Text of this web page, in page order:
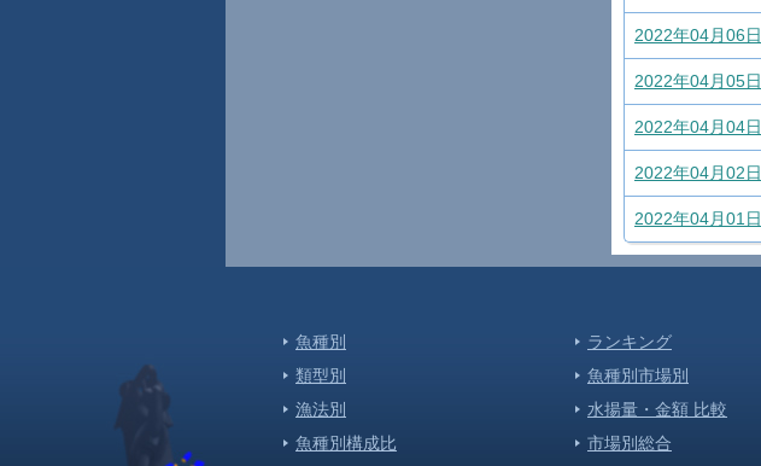
2022年04月06日
2022年04月05日
2022年04月04日
2022年04月02日
2022年04月01日
2016-06-16
第11回 父の日お魚フェア 本まぐろ祭り
[泊魚市場]
2015-07-09
魚種別
類型別
漁法別
魚種別構成比
ランキング
魚種別市場別
水揚量・金額 比較
市場別総合